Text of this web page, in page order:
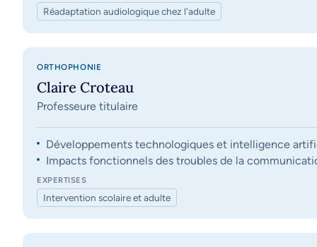
Réadaptation audiologique chez l'adulte
ORTHOPHONIE
Claire Croteau
Professeure titulaire
Développements technologiques et intelligence
Impacts fonctionnels des troubles de la
EXPERTISES
Intervention scolaire et adulte